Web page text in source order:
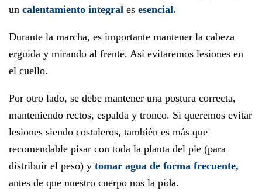
un calentamiento integral es esencial.
Durante la marcha, es importante mantener la cabeza
erguida y mirando al frente. Así evitaremos lesiones en
el cuello.
Por otro lado, se debe mantener una postura correcta,
manteniendo rectos, espalda y tronco. Si queremos evitar
lesiones siendo costaleros, también es más que
recomendable pisar con toda la planta del pie (para
distribuir el peso) y tomar agua de forma frecuente,
antes de que nuestro cuerpo nos la pida.